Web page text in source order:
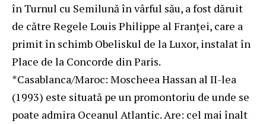
în Turnul cu Semilună în vârful său, a fost dăruit
de către Regele Louis Philippe al Franţei, care a
primit în schimb Obeliskul de la Luxor, instalat în
Place de la Concorde din Paris.
*Casablanca/Maroc: Moscheea Hassan al II-lea
(1993) este situată pe un promontoriu de unde se
poate admira Oceanul Atlantic. Are: cel mai înalt